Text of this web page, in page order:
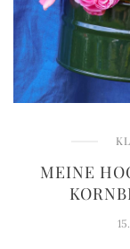
MEINE